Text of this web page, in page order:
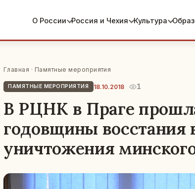
О России Россия и Чехия Культура
Главная · Памятные мероприятия
ПАМЯТНЫЕ МЕРОПРИЯТИЯ 18.10.2018 1
В РЦНК в Праге
годовщины восстания
уничтожения